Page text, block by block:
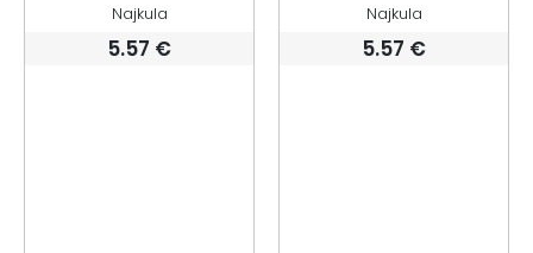
Najkula
5.57 €
Najkula
5.57 €